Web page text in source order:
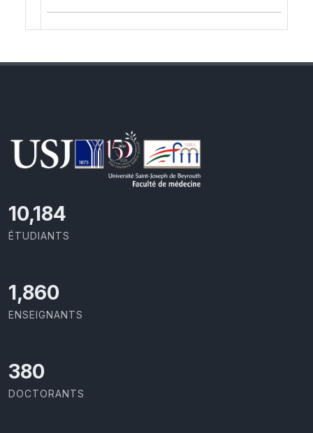
10,493
ÉTUDIANTS
1,917
ENSEIGNANTS
391
DOCTORANTS